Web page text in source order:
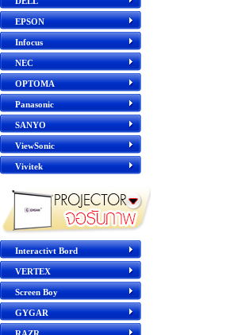
EPSON
Infocus
NEC
OPTOMA
Panasonic
SANYO
ViewSonic
Vivitek
Interactivt Bord
VERTEX
Screen Boy
GYGAR